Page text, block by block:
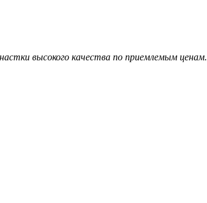
высокого качества по приемлемым ценам.